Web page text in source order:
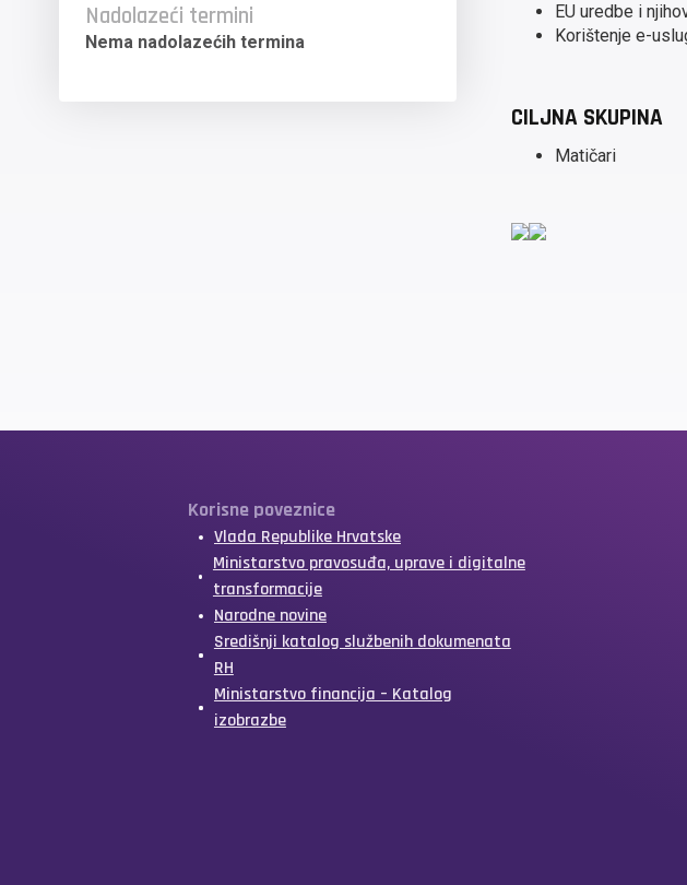
Nadolazeći termini
Nema nadolazećih termina
EU uredbe i
Korištenje e-
CILJNA SKUPINA
Matičari
Korisne poveznice
Vlada Republike Hrvatske
Ministarstvo pravosuđa, uprave i digitalne
transformacije
Narodne novine
Središnji katalog službenih dokumenata
RH
Ministarstvo financija – Katalog
izobrazbe